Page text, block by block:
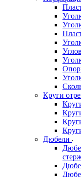
Круги
Дюбели